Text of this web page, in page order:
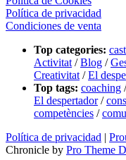
Política de privacidad
Condiciones de venta
Top categories:
Activitat /Blog /
Creativitat /El
Top tags: coaching
El despertador/
competències /
Política de privacidad |
Chronicle by Pro Theme